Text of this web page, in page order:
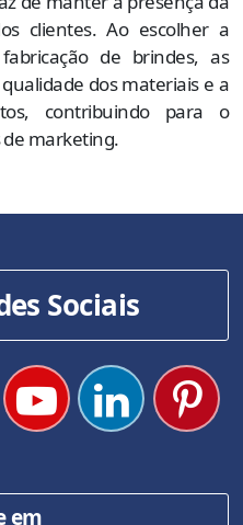
clientes. Ao escolher a
de brindes, as
dos materiais e a
contribuindo para o
de marketing.
Sociais
em